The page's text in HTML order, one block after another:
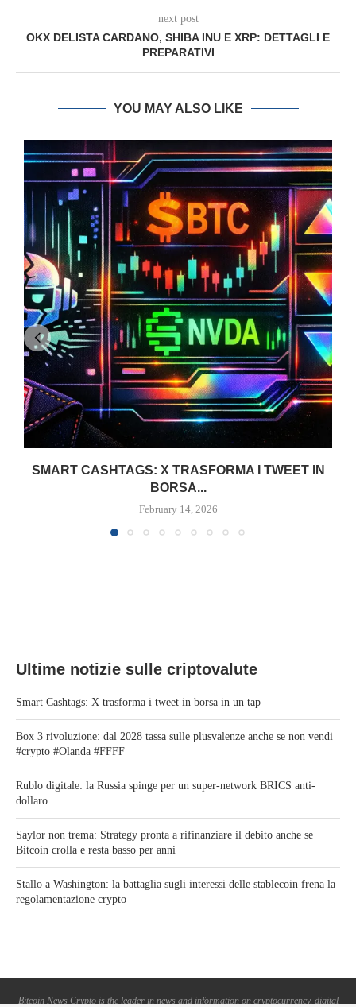
next post
OKX DELISTA CARDANO, SHIBA INU E XRP: DETTAGLI E
PREPARATIVI
YOU MAY ALSO LIKE
SMART CASHTAGS: X TRASFORMA I TWEET IN
BORSA...
February 14, 2026
Ultime notizie sulle criptovalute
Smart Cashtags: X trasforma i tweet in borsa in un tap
Box 3 rivoluzione: dal 2028 tassa sulle plusvalenze anche se non vendi
#crypto #Olanda #FFFF
Rublo digitale: la Russia spinge per un super-network BRICS anti-
dollaro
Saylor non trema: Strategy pronta a rifinanziare il debito anche se
Bitcoin crolla e resta basso per anni
Stallo a Washington: la battaglia sugli interessi delle stablecoin frena la
regolamentazione crypto
Bitcoin News Crypto is the leader in news and information on cryptocurrency, digital